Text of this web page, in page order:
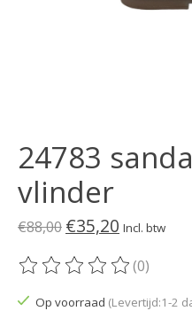
24783
vlinder
€88,00 €35,20 Incl. btw
De beoordeling van dit
(0)
Op voorraad (Levertijd:1-2